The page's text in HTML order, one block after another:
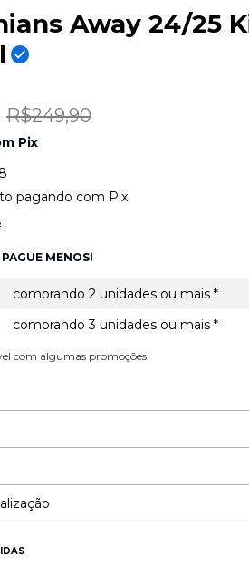
Away 24/25
R$249,90
Pix
pagando com Pix
MENOS!
comprando 2 unidades ou mais *
comprando 3 unidades ou mais *
com algumas promoções